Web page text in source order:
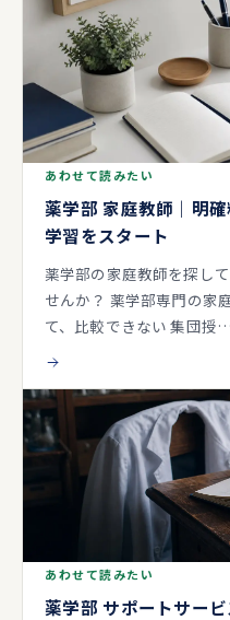
あわせて読みたい
薬学部 家庭教師｜明
学習をスタート
薬学部の家庭教師を探し
せんか？ 薬学部専門の家
て、比較できない 集団授…
あわせて読みたい
薬学部 サポートサー